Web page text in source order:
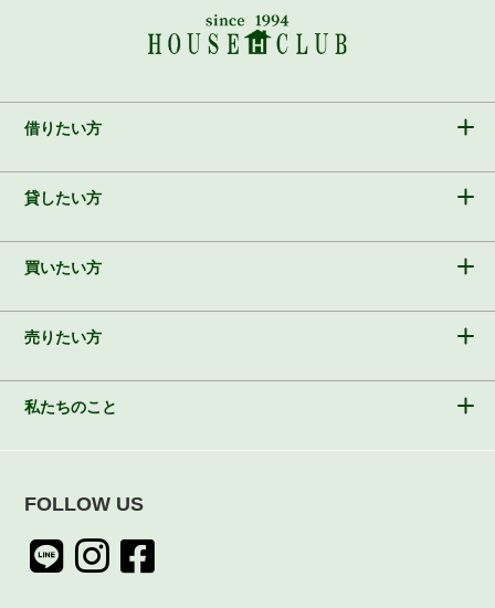
借りたい方
貸したい方
買いたい方
売りたい方
私たちのこと
FOLLOW US